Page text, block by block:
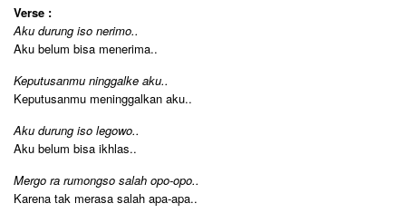
Verse :
Aku durung iso nerimo..
Aku belum bisa menerima..
Keputusanmu ninggalke aku..
Keputusanmu meninggalkan aku..
Aku durung iso legowo..
Aku belum bisa ikhlas..
Mergo ra rumongso salah opo-opo..
Karena tak merasa salah apa-apa..